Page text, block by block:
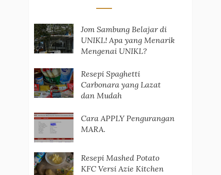
Jom Sambung Belajar di
UNIKL! Apa yang Menarik
Mengenai UNIKL?
Resepi Spaghetti
Carbonara yang Lazat
dan Mudah
Cara APPLY Pengurangan
MARA.
Resepi Mashed Potato
KFC Versi Azie Kitchen